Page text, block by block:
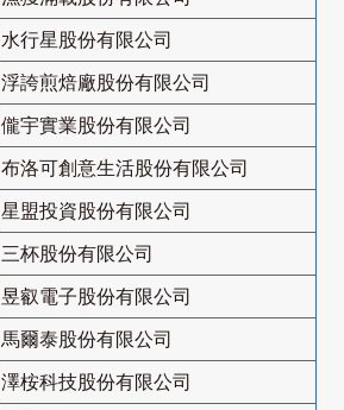
水行星股份有限公司
浮誇煎焙廠股份有限公司
儱宇實業股份有限公司
布洛可創意生活股份有限公司
星盟投資股份有限公司
三杯股份有限公司
昱叡電子股份有限公司
馬爾泰股份有限公司
澤桉科技股份有限公司